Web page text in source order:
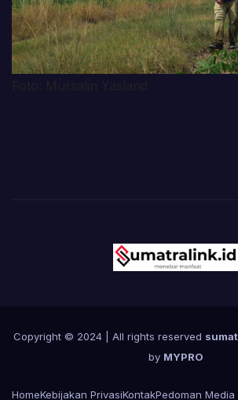
Copyright © 2024 | All rights reserved
by MYPRO
HomeKebijakan PrivasiKontakPedoman Media